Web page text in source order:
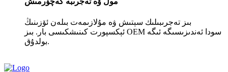
بىز تەجرىبىلىك سېتىش ۋە مۇلازىمەت بىلەن ئۆزىنىڭ
ئېكسپورت كىنىشكىسى بار. بىز OEM سودا ئەندىزىسىگە ئىگە
بولدۇق.